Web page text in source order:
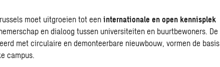
moet uitgroeien tot een internationale en open kennisplek
en dialoog tussen universiteiten en buurtbewoners. De
met circulaire en demonteerbare nieuwbouw, vormen de basis
campus.